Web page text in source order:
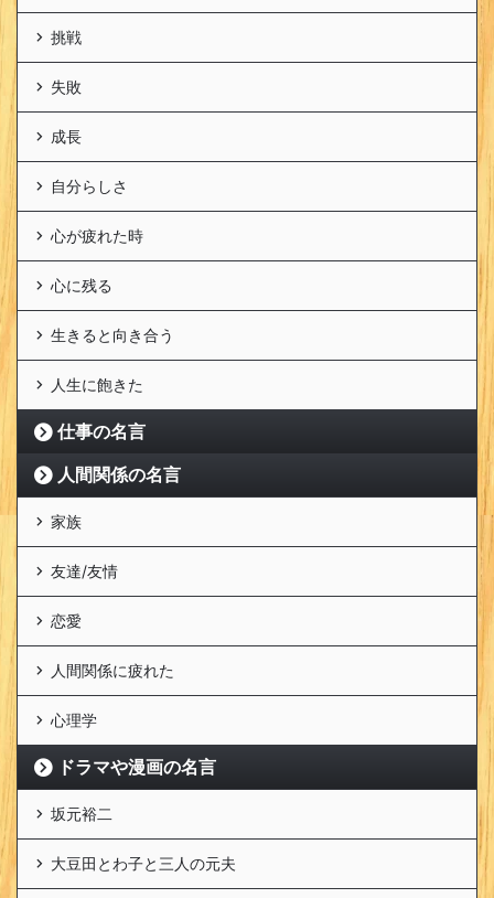
挑戦
失敗
成長
自分らしさ
心が疲れた時
心に残る
生きると向き合う
人生に飽きた
仕事の名言
人間関係の名言
家族
友達/友情
恋愛
人間関係に疲れた
心理学
ドラマや漫画の名言
坂元裕二
大豆田とわ子と三人の元夫